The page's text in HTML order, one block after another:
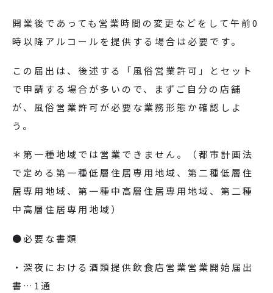
開業後であっても営業時間の変更などをして午前0
時以降アルコールを提供する場合は必要です。
この届出は、後述する「風俗営業許可」とセット
で申請する場合が多いので、まずご自分の店舗
が、風俗営業許可が必要な業務形態か確認しよ
う。
＊第一種地域では営業できません。（都市計画法
で定める第一種低層住居専用地域、第二種低層住
居専用地域、第一種中高層住居専用地域、第二種
中高層住居専用地域）
●必要な書類
・深夜における酒類提供飲食店営業営業開始届出
書…1通